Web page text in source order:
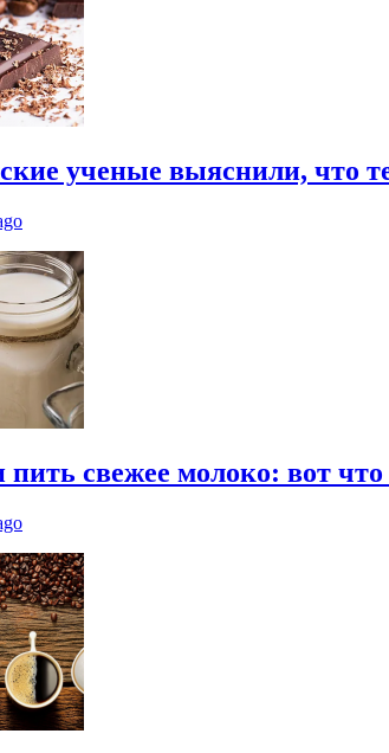
ученые выяснили, что
пить свежее молоко: вот